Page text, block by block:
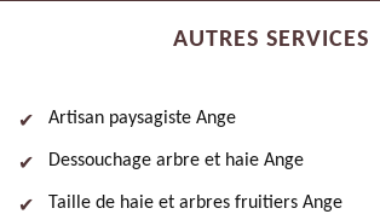
AUTRES SERVICES
Artisan paysagiste Ange
Dessouchage arbre et haie Ange
Taille de haie et arbres fruitiers Ange